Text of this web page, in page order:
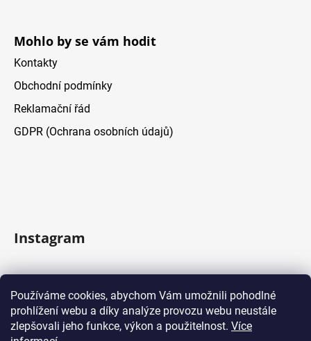
Používáme cookies, abychom Vám umožnili pohodlné
prohlížení webu a díky analýze provozu webu neustále
zlepšovali jeho funkce, výkon a použitelnost. Více
Mohlo by se vám hodit
Kontakty
Obchodní podmínky
Reklamační řád
GDPR (Ochrana osobních údajů)
Instagram
Facebook